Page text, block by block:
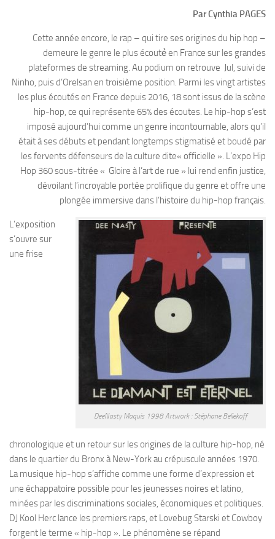
Par Cynthia PAGES
Cette année encore, le rap – qui tire ses origines du hip hop –
demeure le genre le plus écouté́ en France sur les grandes
plateformes de streaming. Au podium on retrouve Jul, suivi de
Ninho, puis d’Orelsan en troisième position. Parmi les vingt artistes
les plus écoutés en France depuis 2016, 18 sont issus de la scène
hip-hop, ce qui représente 65% des écoutes. Le hip-hop s’est
imposé aujourd’hui comme un genre incontournable, alors qu’il
était à ses débuts et pendant longtemps stigmatisé et boudé par
les fervents défenseurs de la culture dite« officielle ». L’expo Hip
Hop 360 sous-titrée « Gloire à l’art de rue » lui rend enfin justice,
dévoilant l’incroyable portée prolifique du genre et offre une
plongée immersive dans l’histoire du hip-hop français.
DeeNasty Maquis 1998 Artwork : Stéphane Beliekoff
L’exposition
s’ouvre sur
une frise
chronologique et un retour sur les origines de la culture hip-hop, né
dans le quartier du Bronx à New-York au crépuscule années 1970.
La musique hip-hop s’affiche comme une forme d’expression et
une échappatoire possible pour les jeunesses noires et latino,
minées par les discriminations sociales, économiques et politiques.
DJ Kool Herc lance les premiers raps, et Lovebug Starski et Cowboy
forgent le terme « hip-hop ». Le phénomène se répand